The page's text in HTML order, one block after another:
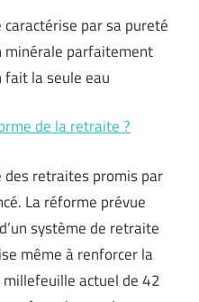
caractérise par sa pureté
minérale parfaitement
fait la seule eau
de la retraite ?
retraites promis par
La réforme prévue
système de retraite
même à renforcer la
actuel de 42